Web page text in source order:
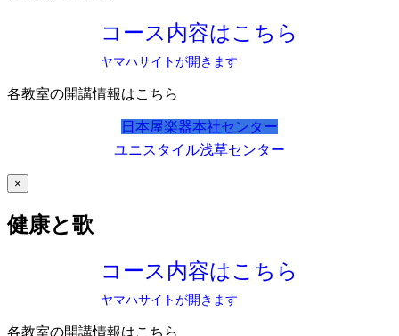
コース内容はこちら
ヤマハサイトが開きます
各教室の開講情報はこちら
日本屋楽器本社センター
ユニスタイル浅草センター
×
健康と歌
コース内容はこちら
ヤマハサイトが開きます
各教室の開講情報はこちら